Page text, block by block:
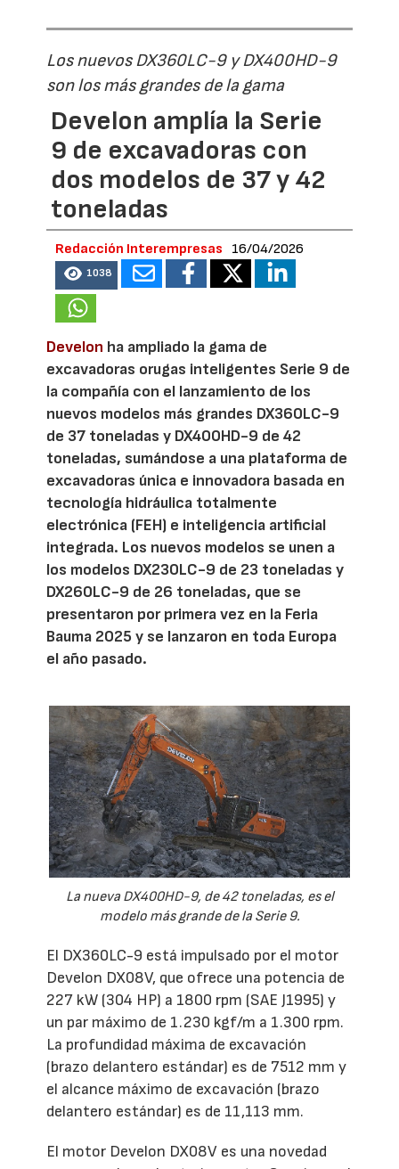
Los nuevos DX360LC-9 y DX400HD-9
son los más grandes de la gama
Develon amplía la Serie
9 de excavadoras con
dos modelos de 37 y 42
toneladas
Redacción Interempresas 16/04/2026
1038
Develon ha ampliado la gama de
excavadoras orugas inteligentes Serie 9 de
la compañía con el lanzamiento de los
nuevos modelos más grandes DX360LC-9
de 37 toneladas y DX400HD-9 de 42
toneladas, sumándose a una plataforma de
excavadoras única e innovadora basada en
tecnología hidráulica totalmente
electrónica (FEH) e inteligencia artificial
integrada. Los nuevos modelos se unen a
los modelos DX230LC-9 de 23 toneladas y
DX260LC-9 de 26 toneladas, que se
presentaron por primera vez en la Feria
Bauma 2025 y se lanzaron en toda Europa
el año pasado.
La nueva DX400HD-9, de 42 toneladas, es el
modelo más grande de la Serie 9.
El DX360LC-9 está impulsado por el motor
Develon DX08V, que ofrece una potencia de
227 kW (304 HP) a 1800 rpm (SAE J1995) y
un par máximo de 1.230 kgf/m a 1.300 rpm.
La profundidad máxima de excavación
(brazo delantero estándar) es de 7512 mm y
el alcance máximo de excavación (brazo
delantero estándar) es de 11,113 mm.
El motor Develon DX08V es una novedad